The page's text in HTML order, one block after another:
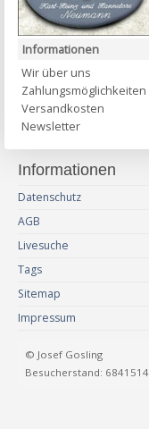
Informationen
Wir über uns
Zahlungsmöglichkeiten
Versandkosten
Newsletter
Informationen
Datenschutz
AGB
Livesuche
Tags
Sitemap
Impressum
© Josef Gosling
Besucherstand: 6841514